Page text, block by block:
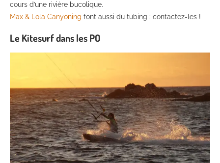
cours d’une rivière bucolique.
Max & Lola Canyoning font aussi du tubing : contactez-les !
Le Kitesurf dans les PO